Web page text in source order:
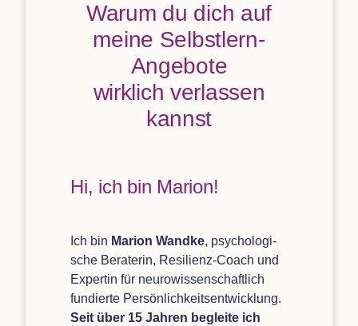
Warum du dich auf
meine Selbst­lern-
Ange­bote
wirk­lich ver­las­sen
kannst
Hi, ich bin Marion!
Ich bin Marion Wandke, psy­cho­lo­gi­
sche Bera­te­rin, Resi­li­enz-Coach und
Exper­tin für neu­ro­wis­sen­schaft­lich
fun­dierte Persönlich­keits­entwicklung.
Seit über 15 Jah­ren begleite ich